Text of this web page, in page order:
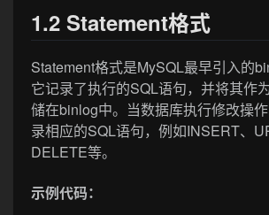
1.2 Statement格式
Statement格式是MySQL最早引入的
它记录了执行的SQL语句，并将其作
储在binlog中。当数据库执行修改操
录相应的SQL语句，例如INSERT、
DELETE等。
示例代码：